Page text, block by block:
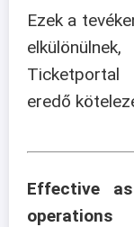
Ezek a
Ticketportal
eredő
Effective